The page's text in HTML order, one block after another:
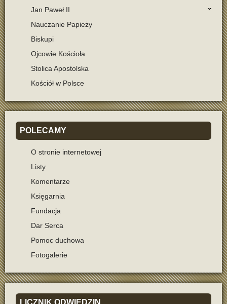
Jan Paweł II
Nauczanie Papieży
Biskupi
Ojcowie Kościoła
Stolica Apostolska
Kościół w Polsce
POLECAMY
O stronie internetowej
Listy
Komentarze
Księgarnia
Fundacja
Dar Serca
Pomoc duchowa
Fotogalerie